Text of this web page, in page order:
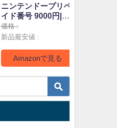
ニンテンドープリペ
イド番号 9000円|オ
ンラインコード版
価格 :
新品最安値 :
Amazonで見る